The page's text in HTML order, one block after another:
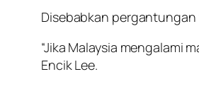
Disebabkan pergantungan
“Jika Malaysia mengalami
Encik Lee.